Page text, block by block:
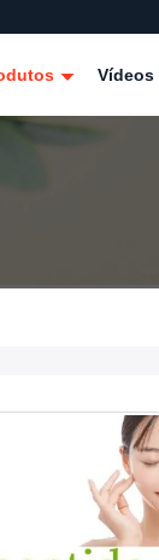
Vídeos